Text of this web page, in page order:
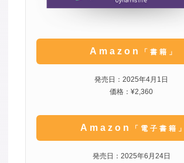
Amazon 「書籍」
発売日：2025年4月1日
価格：¥2,360
Amazon 「電子書籍」
発売日：2025年6月24日